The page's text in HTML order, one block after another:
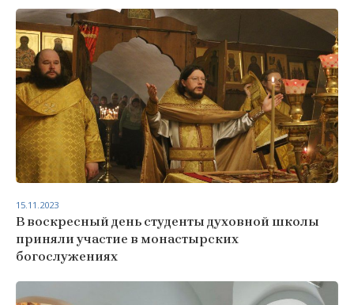
В воскресный день студенты духовной школы
приняли участие в монастырских
богослужениях
15.11.2023